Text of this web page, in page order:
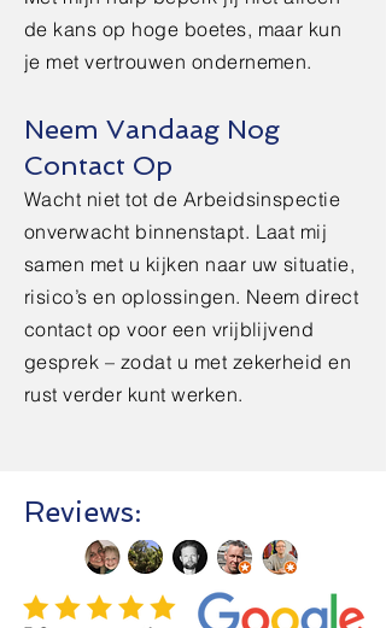
de kans op hoge boetes, maar kun
je met vertrouwen ondernemen.
Neem Vandaag Nog
Contact Op
Wacht niet tot de Arbeidsinspectie
onverwacht binnenstapt. Laat mij
samen met u kijken naar uw situatie,
risico’s en oplossingen. Neem direct
contact op voor een vrijblijvend
gesprek – zodat u met zekerheid en
rust verder kunt werken.
Reviews: